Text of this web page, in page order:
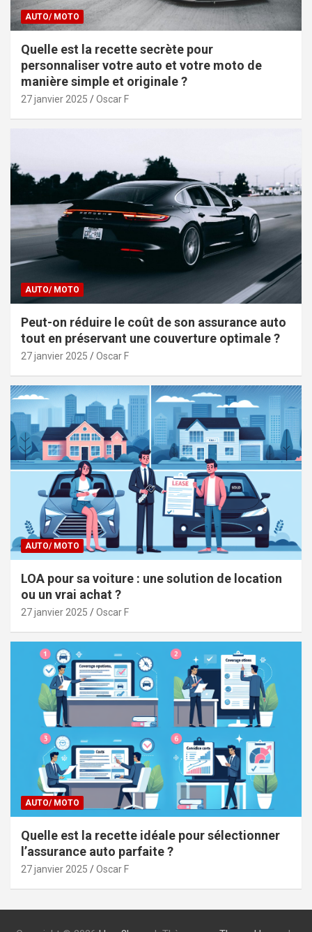
AUTO/ MOTO
Quelle est la recette secrète pour
personnaliser votre auto et votre moto de
manière simple et originale ?
27 janvier 2025 Oscar F
AUTO/ MOTO
Peut-on réduire le coût de son assurance auto
tout en préservant une couverture optimale ?
27 janvier 2025 Oscar F
AUTO/ MOTO
LOA pour sa voiture : une solution de location
ou un vrai achat ?
27 janvier 2025 Oscar F
AUTO/ MOTO
Quelle est la recette idéale pour sélectionner
l’assurance auto parfaite ?
27 janvier 2025 Oscar F